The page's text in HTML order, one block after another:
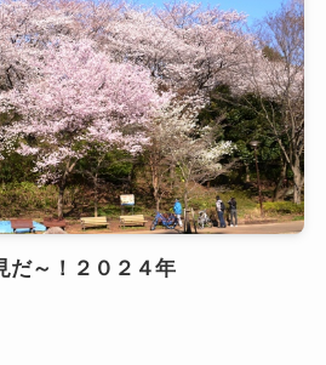
だ～！２０２４年